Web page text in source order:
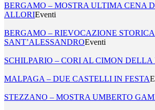
BERGAMO – MOSTRA ULTIMA CENA
ALLORIEventi
BERGAMO – RIEVOCAZIONE STORICA
SANT’ALESSANDROEventi
SCHILPARIO – CORI AL CIMON
MALPAGA – DUE CASTELLI IN FESTA
STEZZANO – MOSTRA UMBERTO